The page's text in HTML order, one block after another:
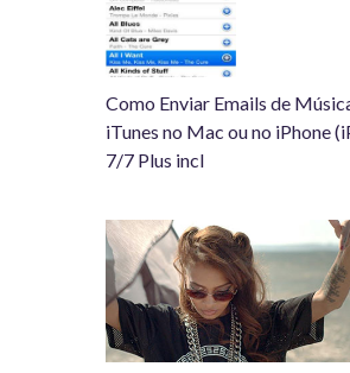
Como Enviar Emails de
iTunes no Mac ou no iPhone
7/7 Plus incl